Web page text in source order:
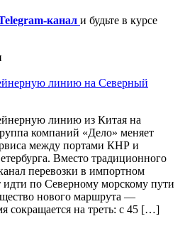
канал и будьте в курсе
линию на Северный
линию из Китая на
компаний «Дело» меняет
между портами КНР и
Вместо традиционного
перевозки в импортном
идти по Северному морскому пути
нового маршрута —
сокращается на треть: с 45 […]